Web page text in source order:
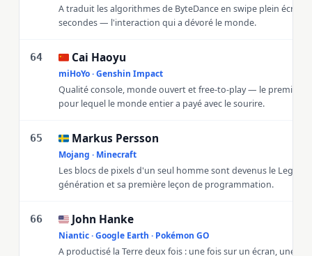
A traduit les algorithmes de ByteDance en swipe plein écran
secondes — l'interaction qui a dévoré le monde.
64 🇨🇳Cai Haoyu
miHoYo · Genshin Impact
Qualité console, monde ouvert et free-to-play — le premier
pour lequel le monde entier a payé avec le sourire.
65 🇸🇪Markus Persson
Mojang · Minecraft
Les blocs de pixels d'un seul homme sont devenus le Lego
génération et sa première leçon de programmation.
66 🇺🇸John Hanke
Niantic · Google Earth · Pokémon GO
A productisé la Terre deux fois : une fois sur un écran, une